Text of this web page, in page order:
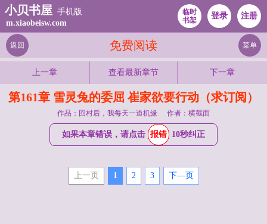
小贝书屋 手机版
m.xiaobeisw.com
临时
书架
登录 注册
免费阅读
返回 菜单
上一章 查看最新章节 下一章
第161章 雪灵兔的委屈 崔家欲要行动（求订阅）
作品：回村后，我每天一道机缘 作者：横截面
如果本章错误，请点击 报错 10秒纠正
上一页 1 2 3 下—页